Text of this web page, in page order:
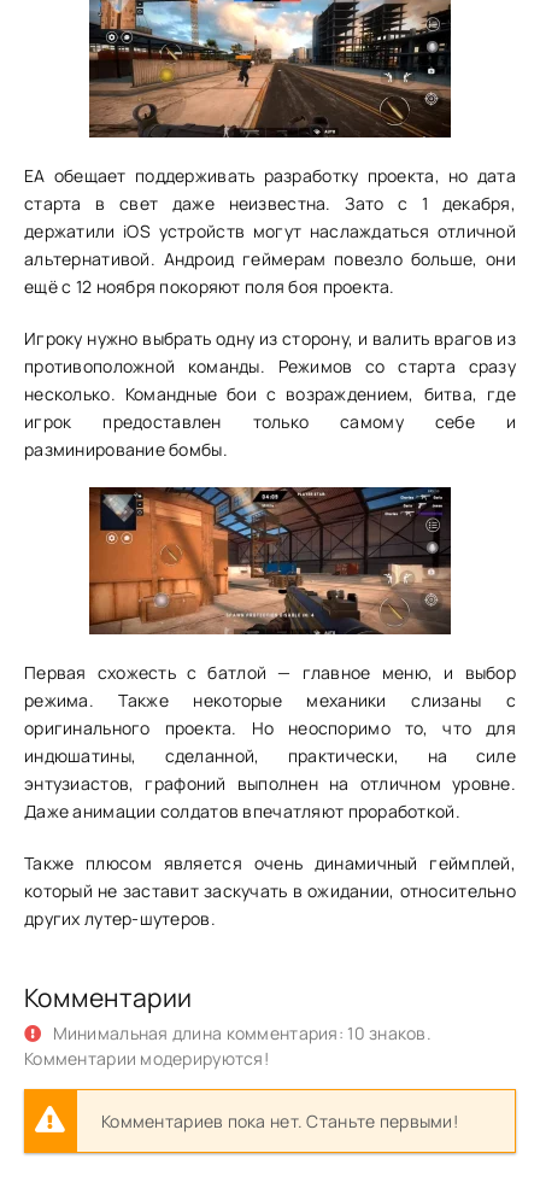
ЕА обещает поддерживать разработку проекта, но дата
старта в свет даже неизвестна. Зато с 1 декабря,
держатили iOS устройств могут наслаждаться отличной
альтернативой. Андроид геймерам повезло больше, они
ещё с 12 ноября покоряют поля боя проекта.
Игроку нужно выбрать одну из сторону, и валить врагов из
противоположной команды. Режимов со старта сразу
несколько. Командные бои с возраждением, битва, где
игрок предоставлен только самому себе и
разминирование бомбы.
Первая схожесть с батлой — главное меню, и выбор
режима. Также некоторые механики слизаны с
оригинального проекта. Но неоспоримо то, что для
индюшатины, сделанной, практически, на силе
энтузиастов, графоний выполнен на отличном уровне.
Даже анимации солдатов впечатляют проработкой.
Также плюсом является очень динамичный геймплей,
который не заставит заскучать в ожидании, относительно
других лутер-шутеров.
Комментарии
Минимальная длина комментария: 10 знаков.
Комментарии модерируются!
Комментариев пока нет. Станьте первыми!